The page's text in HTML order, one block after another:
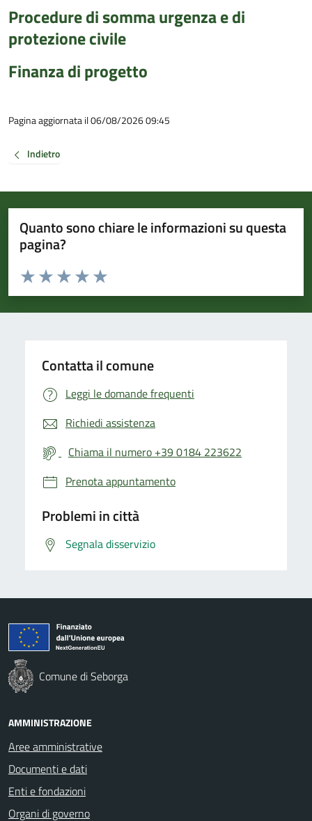
Procedure di somma urgenza e di
protezione civile
Finanza di progetto
Pagina aggiornata il 06/08/2026 09:45
Indietro
Quanto sono chiare le informazioni su questa
pagina?
Valuta da 1 a 5 stelle la pagina
Valuta 5 stelle su 5
Valuta 4 stelle su 5
Valuta 3 stelle su 5
Valuta 2 stelle su 5
Valuta 1 stelle su 5
Contatta il comune
Leggi le domande frequenti
Richiedi assistenza
Chiama il numero +39 0184 223622
Prenota appuntamento
Problemi in città
Segnala disservizio
Comune di Seborga
AMMINISTRAZIONE
Aree amministrative
Documenti e dati
Enti e fondazioni
Organi di governo